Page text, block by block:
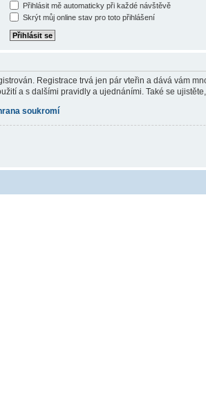
Přihlásit mě automaticky při každé návštěvě
Skrýt můj online stav pro toto přihlášení
Registrace trvá jen pár vteřin a dává vám
a s dalšími pravidly a ujednáními. Také se
soukromí